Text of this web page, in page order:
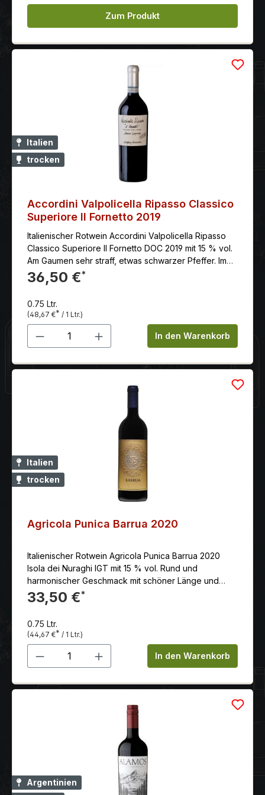
Zum Produkt
Italien
trocken
Accordini Valpolicella Ripasso Classico
Superiore Il Fornetto 2019
Italienischer Rotwein Accordini Valpolicella Ripasso
Classico Superiore Il Fornetto DOC 2019 mit 15 % vol.
Am Gaumen sehr straff, etwas schwarzer Pfeffer. Im
Nachhall sehr reife, weiche Tanine - gestützt durch
eine frische Säure die typisch für einen Valpolicella
36,50 €*
0.75 Ltr.
(48,67 €* / 1 Ltr.)
Produkt Anzahl: Gib denIn den Warenkorb
Italien
trocken
Agricola Punica Barrua 2020
Italienischer Rotwein Agricola Punica Barrua 2020
Isola dei Nuraghi IGT mit 15 % vol. Rund und
harmonischer Geschmack mit schöner Länge und
leicht herbalem Nachhall nach Minze und Myrthe.
33,50 €*
0.75 Ltr.
(44,67 €* / 1 Ltr.)
Produkt Anzahl: Gib denIn den Warenkorb
Argentinien